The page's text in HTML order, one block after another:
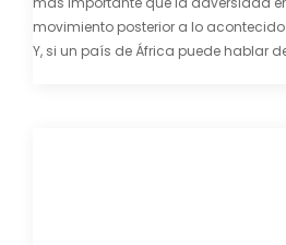
movimiento posterior a lo
Y, si un país de África puede hablar